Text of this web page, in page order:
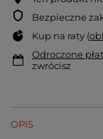
Bezpieczne
Kup na raty (
Odroczone
zwrócisz
OPIS